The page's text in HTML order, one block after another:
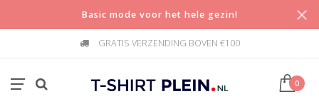
Basic mode voor het hele gezin!
GRATIS VERZENDING BOVEN €100
0